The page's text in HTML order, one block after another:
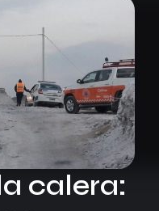
calera: